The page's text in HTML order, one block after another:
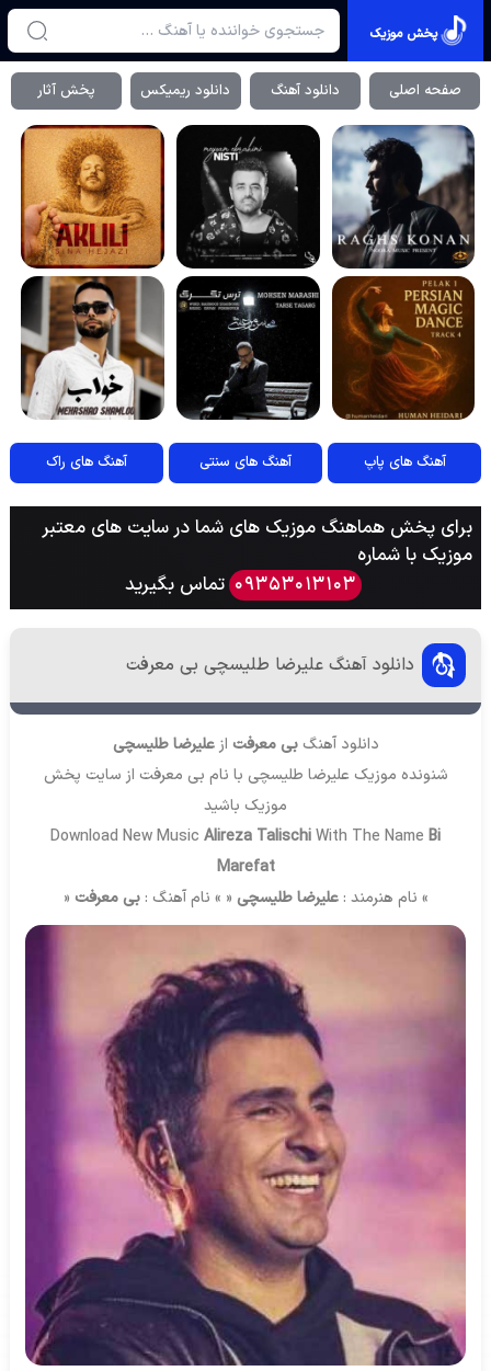
پخش موزیک
صفحه اصلی دانلود آهنگ دانلود ریمیکس پخش آثار
آهنگ های پاپ آهنگ های سنتی آهنگ های راک
برای پخش هماهنگ موزیک های شما در سایت های معتبر
موزیک با شماره
09353013103 تماس بگیرید
دانلود آهنگ علیرضا طلیسچی بی معرفت
دانلود آهنگ بی معرفت ازعلیرضا طلیسچی
شنونده موزیک علیرضا طلیسچی با نام بی معرفت از سایت پخش
موزیک باشید
Download New Music Alireza TalischiWith The Name Bi
Marefat
» نام هنرمند :علیرضا طلیسچی « » نام آهنگ :بی معرفت «